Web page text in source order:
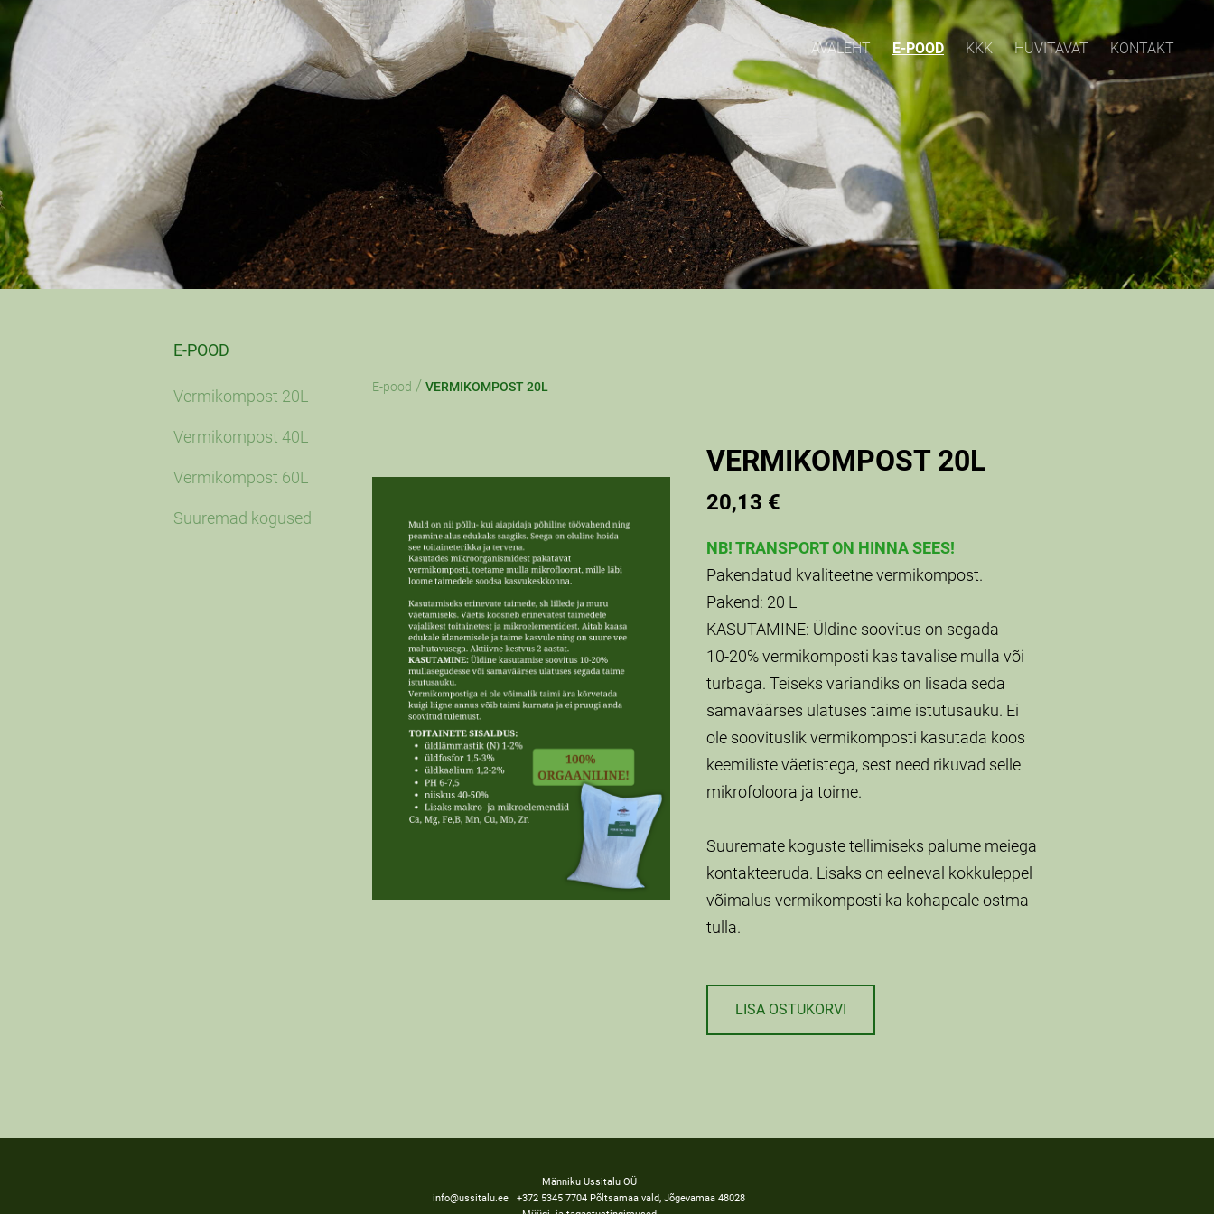
AVALEHT E-POOD KKK HUVITAVAT KONTAKT
E-POOD
Vermikompost 20L
Vermikompost 40L
Vermikompost 60L
Suuremad kogused
E-pood / VERMIKOMPOST 20L
VERMIKOMPOST 20L
20,13 €
NB! TRANSPORT ON HINNA SEES!
Pakendatud kvaliteetne vermikompost.
Pakend: 20 L
KASUTAMINE: Üldine soovitus on segada
10-20% vermikomposti kas tavalise mulla või
turbaga. Teiseks variandiks on lisada seda
samaväärses ulatuses taime istutusauku. Ei
ole soovituslik vermikomposti kasutada koos
keemiliste väetistega, sest need rikuvad selle
mikrofoloora ja toime.
Suuremate koguste tellimiseks palume meiega
kontakteeruda. Lisaks on eelneval kokkuleppel
võimalus vermikomposti ka kohapeale ostma
tulla.
LISA OSTUKORVI
Männiku Ussitalu OÜ
info@ussitalu.ee +372 5345 7704 Põltsamaa vald, Jõgevamaa 48028